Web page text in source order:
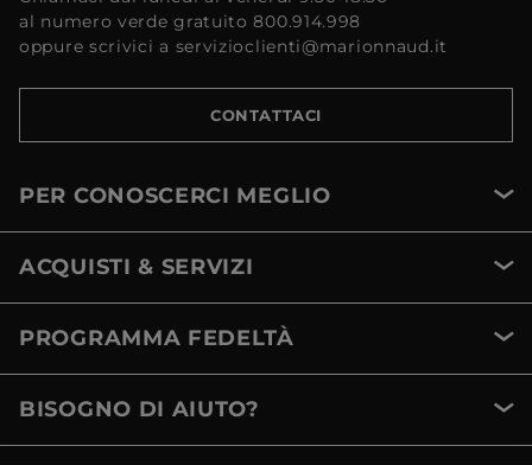
al numero verde gratuito 800.914.998
oppure scrivici a servizioclienti@marionnaud.it
CONTATTACI
PER CONOSCERCI MEGLIO
ACQUISTI & SERVIZI
PROGRAMMA FEDELTÀ
BISOGNO DI AIUTO?